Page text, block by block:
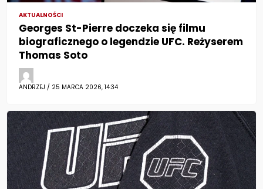
AKTUALNOŚCI
Georges St-Pierre doczeka się filmu
biograficznego o legendzie UFC. Reżyserem
Thomas Soto
ANDRZEJ / 25 MARCA 2026, 14:34